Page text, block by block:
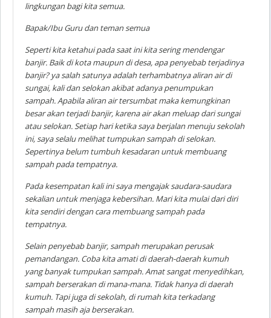
lingkungan bagi kita semua.
Bapak/Ibu Guru dan teman semua
Seperti kita ketahui pada saat ini kita sering mendengar
banjir. Baik di kota maupun di desa, apa penyebab terjadinya
banjir? ya salah satunya adalah terhambatnya aliran air di
sungai, kali dan selokan akibat adanya penumpukan
sampah. Apabila aliran air tersumbat maka kemungkinan
besar akan terjadi banjir, karena air akan meluap dari sungai
atau selokan. Setiap hari ketika saya berjalan menuju sekolah
ini, saya selalu melihat tumpukan sampah di selokan.
Sepertinya belum tumbuh kesadaran untuk membuang
sampah pada tempatnya.
Pada kesempatan kali ini saya mengajak saudara-saudara
sekalian untuk menjaga kebersihan. Mari kita mulai dari diri
kita sendiri dengan cara membuang sampah pada
tempatnya.
Selain penyebab banjir, sampah merupakan perusak
pemandangan. Coba kita amati di daerah-daerah kumuh
yang banyak tumpukan sampah. Amat sangat menyedihkan,
sampah berserakan di mana-mana. Tidak hanya di daerah
kumuh. Tapi juga di sekolah, di rumah kita terkadang
sampah masih aja berserakan.